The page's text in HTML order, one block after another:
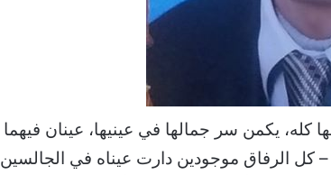
كله، يكمن سر جمالها في عينيها، عينان
– كل الرفاق موجودين دارت عيناه في